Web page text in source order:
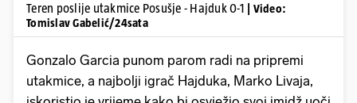
Teren poslije utakmice Posušje - Hajduk 0-1
| Video:
Tomislav Gabelić/24sata
Gonzalo Garcia punom parom radi na pripremi
utakmice, a najbolji igrač Hajduka, Marko Livaja,